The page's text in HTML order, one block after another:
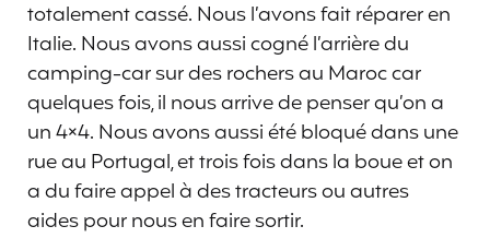
totalement cassé. Nous l’avons fait réparer en
Italie. Nous avons aussi cogné l’arrière du
camping-car sur des rochers au Maroc car
quelques fois, il nous arrive de penser qu’on a
un 4×4. Nous avons aussi été bloqué dans une
rue au Portugal, et trois fois dans la boue et on
a du faire appel à des tracteurs ou autres
aides pour nous en faire sortir.